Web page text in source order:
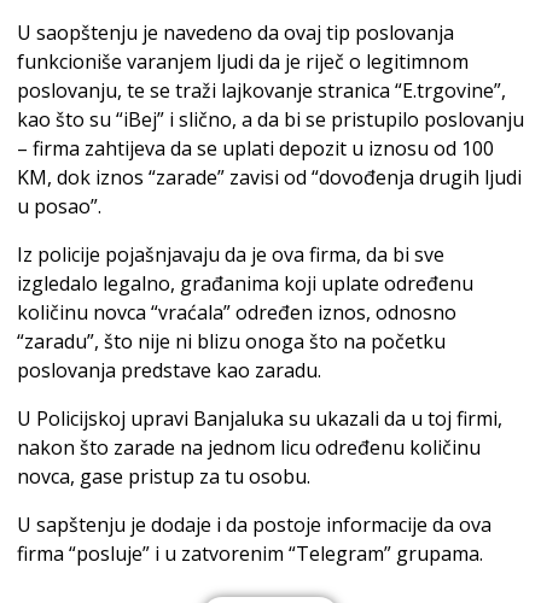
U saopštenju je navedeno da ovaj tip poslovanja
funkcioniše varanjem ljudi da je riječ o legitimnom
poslovanju, te se traži lajkovanje stranica “E.trgovine”,
kao što su “iBej” i slično, a da bi se pristupilo poslovanju
– firma zahtijeva da se uplati depozit u iznosu od 100
KM, dok iznos “zarade” zavisi od “dovođenja drugih ljudi
u posao”.
Iz policije pojašnjavaju da je ova firma, da bi sve
izgledalo legalno, građanima koji uplate određenu
količinu novca “vraćala” određen iznos, odnosno
“zaradu”, što nije ni blizu onoga što na početku
poslovanja predstave kao zaradu.
U Policijskoj upravi Banjaluka su ukazali da u toj firmi,
nakon što zarade na jednom licu određenu količinu
novca, gase pristup za tu osobu.
U sapštenju je dodaje i da postoje informacije da ova
firma “posluje” i u zatvorenim “Telegram” grupama.